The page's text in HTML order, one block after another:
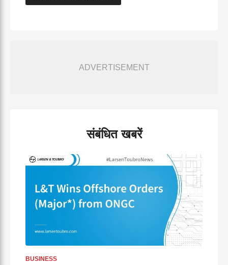
ADVERTISEMENT
संबंधित खबरें
BUSINESS